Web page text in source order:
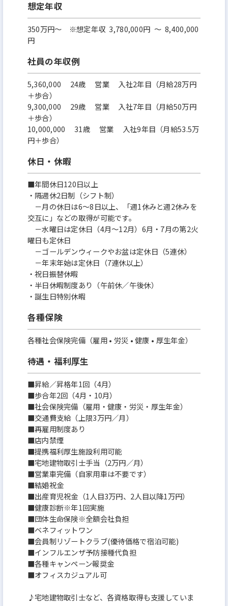
想定年収
350万円〜 ※想定年収 3,780,000円 ～ 8,400,000
円
社員の年収例
5,360,000 24歳 営業 入社2年目（月給28万円
＋歩合）
9,300,000 29歳 営業 入社7年目（月給50万円
＋歩合）
10,000,000 31歳 営業 入社9年目（月給53.5万
円＋歩合）
休日・休暇
■年間休日120日以上
・隔週休2日制（シフト制）
－月の休日は6～8日以上、「週1休みと週2休みを
交互に」などの取得が可能です。
－水曜日は定休日（4月～12月）6月・7月の第2火
曜日も定休日
－ゴールデンウィークやお盆は定休日（5連休）
－年末年始は定休日（7連休以上）
・祝日振替休暇
・半日休暇制度あり（午前休／午後休）
・誕生日特別休暇
各種保険
各種社会保険完備（雇用 • 労災 • 健康 • 厚生年金）
待遇・福利厚生
■昇給／昇格年1回（4月）
■歩合年2回（4月・10月）
■社会保険完備（雇用・健康・労災・厚生年金）
■交通費支給（上限3万円／月）
■再雇用制度あり
■店内禁煙
■提携福利厚生施設利用可能
■宅地建物取引士手当（2万円／月）
■営業車完備（自家用車は不要です）
■結婚祝金
■出産育児祝金（1人目3万円、2人目以降1万円）
■健康診断※年1回実施
■団体生命保険※全額会社負担
■ベネフィットワン
■会員制リゾートクラブ(優待価格で宿泊可能)
■インフルエンザ予防接種代負担
■各種キャンペーン報奨金
■オフィスカジュアル可
♪宅地建物取引士など、各資格取得も支援していま